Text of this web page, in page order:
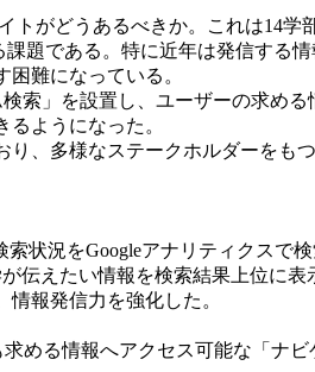
がどうあるべきか。これは14学
題である。特に近年は発信する
難になっている。
」を設置し、ユーザーの求め
ようになった。
、多様なステークホルダーをも
状況をGoogleアナリティクスで
伝えたい情報を検索結果上位に
報発信力を強化した。
る情報へアクセス可能な「ナ